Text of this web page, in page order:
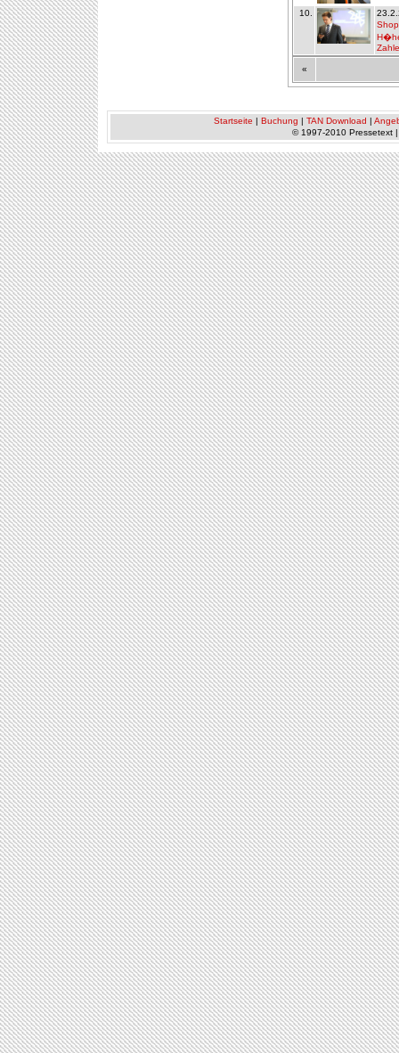
10.
«
Startseite | Buchung | TAN Download |
© 1997-2010 Pressetext